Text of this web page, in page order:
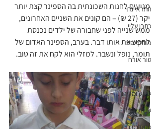
התראיינתי
כתבו עליי
פודקאסט
טור אורח
כלים לסדר במידע
שיווק ומכירות
קניית דירה
סטודנטים
מגיעים לחנות השכונתית בה הספינר קצת יותר
יקר (27 ₪) – הם קונים את השניים האחרונים,
ממש שנייה לפני שחבורה של ילדים נכנסת
לחפש את אותו דבר. בערב, הספינר האדום של
תומר, נופל ונשבר. למזלי הוא לקח את זה טוב.